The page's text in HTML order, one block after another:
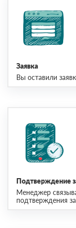
Заявка
Вы оставили
Подтверждение
Менеджер
подтверждения